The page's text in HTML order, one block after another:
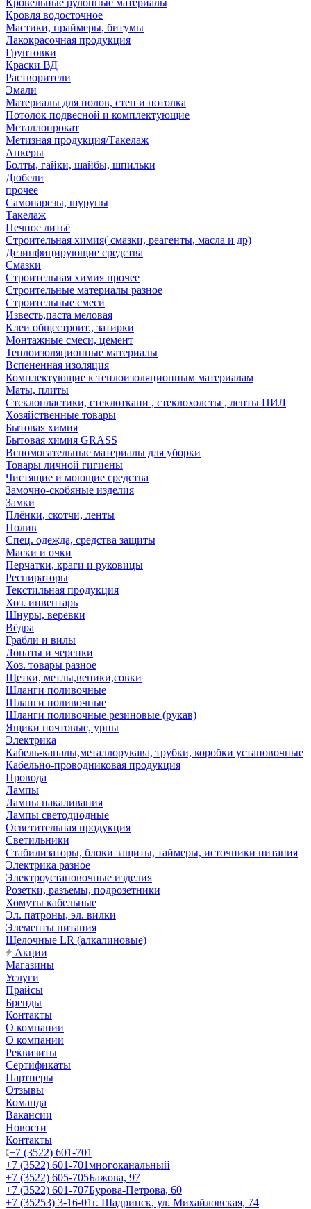
Кровельные рулонные материалы
Кровля водосточное
Мастики, праймеры, битумы
Лакокрасочная продукция
Грунтовки
Краски ВД
Растворители
Эмали
Материалы для полов, стен и потолка
Потолок подвесной и комплектующие
Металлопрокат
Метизная продукция/Такелаж
Анкеры
Болты, гайки, шайбы, шпильки
Дюбели
прочее
Самонарезы, шурупы
Такелаж
Печное литьё
Строительная химия( смазки, реагенты, масла и др)
Дезинфицирующие средства
Смазки
Строительная химия прочее
Строительные материалы разное
Строительные смеси
Известь,паста меловая
Клеи общестроит., затирки
Монтажные смеси, цемент
Теплоизоляционные материалы
Вспененная изоляция
Комплектующие к теплоизоляционным материалам
Маты, плиты
Стеклопластики, стеклоткани , стеклохолсты , ленты ПИЛ
Хозяйственные товары
Бытовая химия
Бытовая химия GRASS
Вспомогательные материалы для уборки
Товары личной гигиены
Чистящие и моющие средства
Замочно-скобяные изделия
Замки
Плёнки, скотчи, ленты
Полив
Спец. одежда, средства защиты
Маски и очки
Перчатки, краги и руковицы
Респираторы
Текстильная продукция
Хоз. инвентарь
Шнуры, веревки
Вёдра
Грабли и вилы
Лопаты и черенки
Хоз. товары разное
Щетки, метлы,веники,совки
Шланги поливочные
Шланги поливочные
Шланги поливочные резиновые (рукав)
Ящики почтовые, урны
Электрика
Кабель-каналы,металлорукава, трубки, коробки установочные
Кабельно-проводниковая продукция
Провода
Лампы
Лампы накаливания
Лампы светодиодные
Осветительная продукция
Светильники
Стабилизаторы, блоки защиты, таймеры, источники питания
Электрика разное
Электроустановочные изделия
Розетки, разъемы, подрозетники
Хомуты кабельные
Эл. патроны, эл. вилки
Элементы питания
Щелочные LR (алкалиновые)
Акции
Магазины
Услуги
Прайсы
Бренды
Контакты
О компании
О компании
Реквизиты
Сертификаты
Партнеры
Отзывы
Команда
Вакансии
Новости
Контакты
+7 (3522) 601-701
+7 (3522) 601-701многоканальный
+7 (3522) 605-705Бажова, 97
+7 (3522) 601-707Бурова-Петрова, 60
+7 (35253) 3-16-01г. Шадринск, ул. Михайловская, 74